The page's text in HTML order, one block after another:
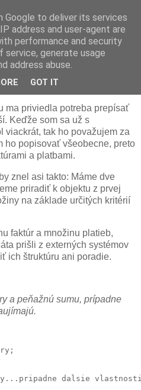
ma priviedla potreba prepísať
Keďže som sa už s
viackrát, tak ho považujem za
ho popisovať všeobecne, preto
a platbami.
znel asi takto: Máme dve
priradiť k objektu z prvej
na základe určitých kritérií
faktúr a množinu platieb,
prišli z externých systémov
ich štruktúru ani poradie.
a peňažnú sumu, prípadne
dalsie
Google to deliver its services
address and user-agent are
performance and security
generate usage
address abuse.
GOT IT